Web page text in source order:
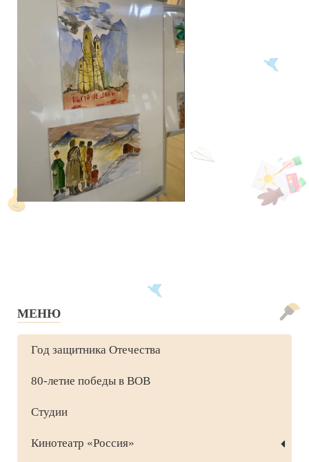
МЕНЮ
Год защитника Отечества
80-летие победы в ВОВ
Студии
Кинотеатр «Россия»